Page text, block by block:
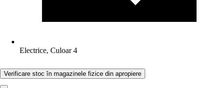
Electrice, Culoar 4
Verificare stoc în magazinele fizice din apropiere